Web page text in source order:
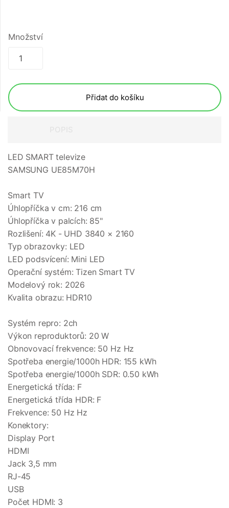
Množství
Přidat do košíku
LED SMART televize
SAMSUNG UE85M70H
Smart TV
Úhlopříčka v cm: 216 cm
Úhlopříčka v palcích: 85"
Rozlišení: 4K - UHD 3840 × 2160
Typ obrazovky: LED
LED podsvícení: Mini LED
Operační systém: Tizen Smart TV
Modelový rok: 2026
Kvalita obrazu: HDR10
Systém repro: 2ch
Výkon reproduktorů: 20 W
Obnovovací frekvence: 50 Hz Hz
Spotřeba energie/1000h HDR: 155 kWh
Spotřeba energie/1000h SDR: 0.50 kWh
Energetická třída: F
Energetická třída HDR: F
Frekvence: 50 Hz Hz
Konektory:
Display Port
HDMI
Jack 3,5 mm
RJ-45
USB
Počet HDMI: 3